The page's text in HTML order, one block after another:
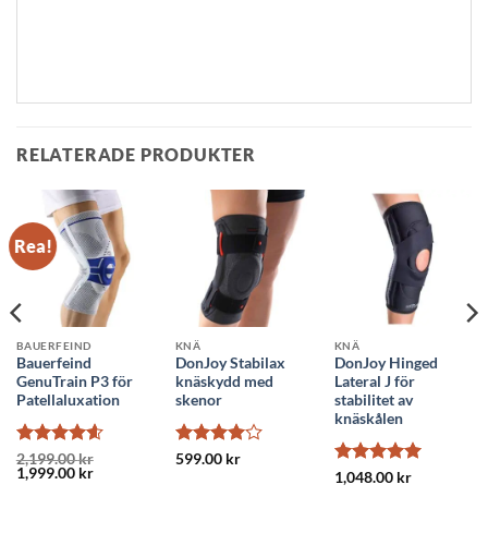
RELATERADE PRODUKTER
Rea!
BAUERFEIND
Bauerfeind
GenuTrain P3 för
Patellaluxation
Betygsatt
4.56av 5
2,199.00kr
Det
ursprungliga
1,999.00 krDet
KNÄ
DonJoy Stabilax
knäskydd med
skenor
Betygsatt
599.00 kr
KNÄ
DonJoy Hinged
Lateral J för
stabilitet av
knäskålen
Betygsatt5
1,048.00 kr